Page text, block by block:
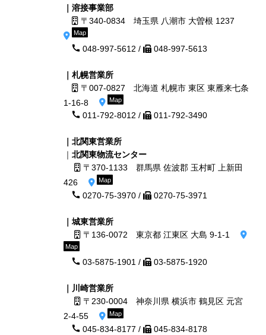
｜溶接事業部
〒340-0834 埼玉県 八潮市 大曽根 1237
Map
048-997-5612 / 048-997-5613
｜札幌営業所
〒007-0827 北海道 札幌市 東区 東雁来七条
1-16-8
Map
011-792-8012 / 011-792-3490
｜北関東営業所
｜北関東物流センター
〒370-1133 群馬県 佐波郡 玉村町 上新田
426
Map
0270-75-3970 / 0270-75-3971
｜城東営業所
〒136-0072 東京都 江東区 大島 9-1-1
Map
03-5875-1901 / 03-5875-1920
｜川崎営業所
〒230-0004 神奈川県 横浜市 鶴見区 元宮
2-4-55
Map
045-834-8177 / 045-834-8178